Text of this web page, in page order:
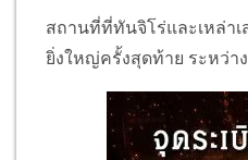
สถานที่ที่ทันจิโร่และเหล่าเ
ยิ่งใหญ่ครั้งสุดท้าย ระหว่า